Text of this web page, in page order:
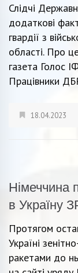
Слідчі
додаткові
гвардії з
області. Про
газета Голос
Працівники
18.04.2023
Німеччина
в Україну
Протягом
Україні
ракетами до